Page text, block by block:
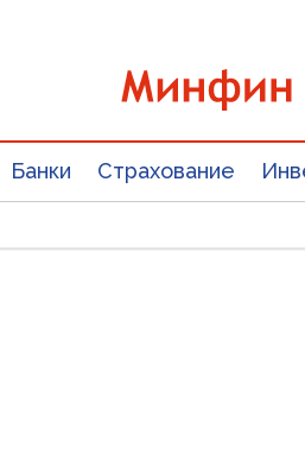
Банки Страхование